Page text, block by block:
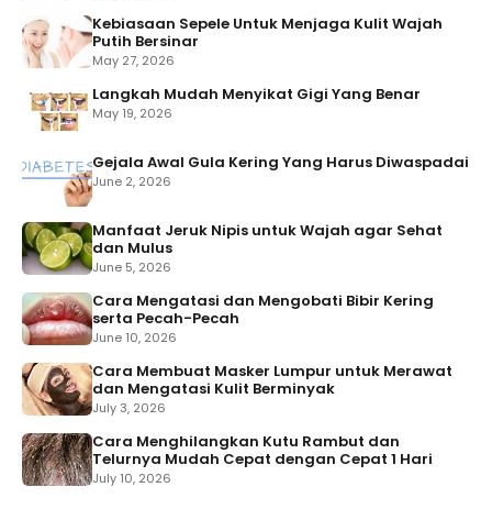
Kebiasaan Sepele Untuk Menjaga Kulit Wajah
Putih Bersinar
May 27, 2026
Langkah Mudah Menyikat Gigi Yang Benar
May 19, 2026
Gejala Awal Gula Kering Yang Harus Diwaspadai
June 2, 2026
Manfaat Jeruk Nipis untuk Wajah agar Sehat
dan Mulus
June 5, 2026
Cara Mengatasi dan Mengobati Bibir Kering
serta Pecah-Pecah
June 10, 2026
Cara Membuat Masker Lumpur untuk Merawat
dan Mengatasi Kulit Berminyak
July 3, 2026
Cara Menghilangkan Kutu Rambut dan
Telurnya Mudah Cepat dengan Cepat 1 Hari
July 10, 2026